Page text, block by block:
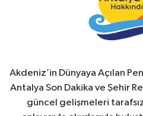
Akdeniz’in Dünyaya Açılan
Antalya Son Dakika ve Şehir
güncel gelişmeleri tarafsız